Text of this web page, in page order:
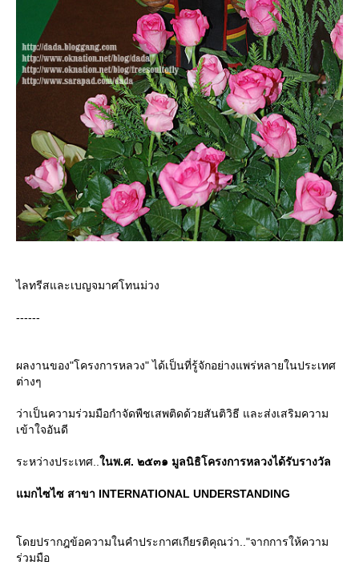
ไลทรีสและเบญจมาศโทนม่วง
------
ผลงานของ"โครงการหลวง" ได้เป็นที่รู้จักอย่างแพร่หลายในประเทศ
ต่างๆ
ว่าเป็นความร่วมมือกำจัดพืชเสพติดด้วยสันติวิธี และส่งเสริมความ
เข้าใจอันดี
ระหว่างประเทศ.. นพ.ศ. ๒๕๓๑ มูลนิธิโครงการหลวงได้รับรางวัล
มกไซไซ สาขา INTERNATIONAL UNDERSTANDING
ดยปรากฎข้อความในคำประกาศเกียรติคุณว่า.."จากการให้ความ
ร่วมมือ